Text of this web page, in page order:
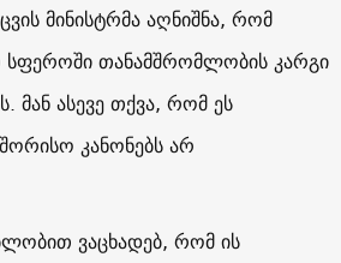
მინისტრმა აღნიშნა, რომ
სფეროში თანამშრომლობის კარგი
მან ასევე თქვა, რომ ეს
კანონებს არ
ვაცხადებ, რომ ის